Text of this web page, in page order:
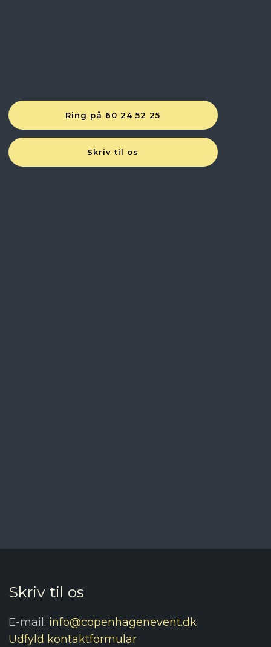
Ring på 60 24 52 25
Skriv til os
Skriv til os
E-mail: info@copenhagenevent.dk
Udfyld kontaktformular​